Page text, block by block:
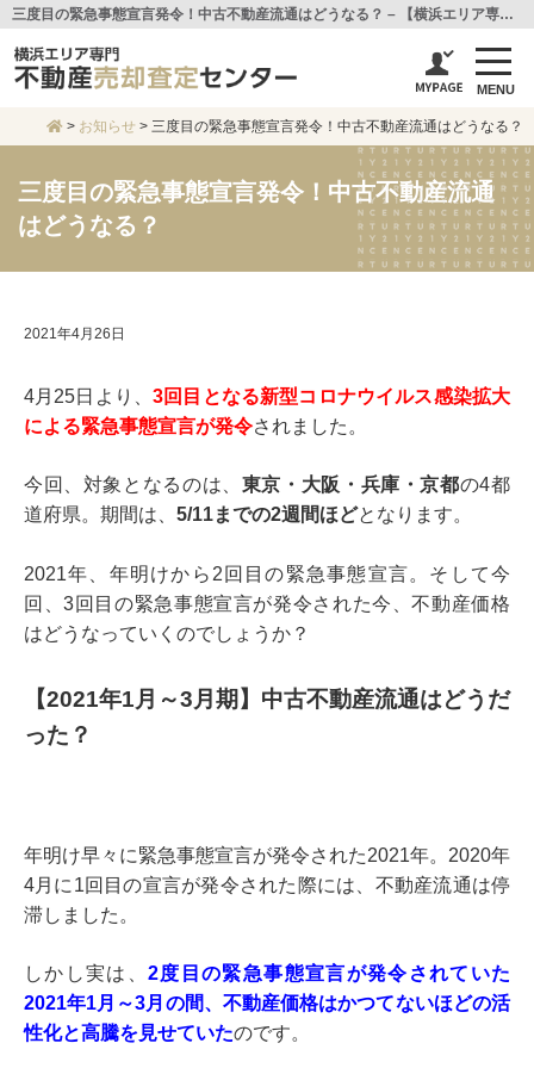
三度目の緊急事態宣言発令！中古不動産流通はどうなる？ – 【横浜エリア専門不動産売却査定センター】センチュリー21アイ建設
MENU
> お知らせ > 三度目の緊急事態宣言発令！中古不動産流通はどうなる？
三度目の緊急事態宣言発令！中古不動産流通
はどうなる？
2021年4月26日
4月25日より、3回目となる新型コロナウイルス感染拡大
による緊急事態宣言が発令されました。
今回、対象となるのは、 東京・大阪・兵庫・京都の4都
道府県。期間は、 5/11までの2週間ほどとなります。
2021年、年明けから2回目の緊急事態宣言。そして今
回、3回目の緊急事態宣言が発令された今、不動産価格
はどうなっていくのでしょうか？
【2021年1月～3月期】中古不動産流通はどうだ
った？
年明け早々に緊急事態宣言が発令された2021年。2020年
4月に1回目の宣言が発令された際には、不動産流通は停
滞しました。
しかし実は、2度目の緊急事態宣言が発令されていた
2021年1月～3月の間、不動産価格はかつてないほどの活
性化と高騰を見せていたのです。